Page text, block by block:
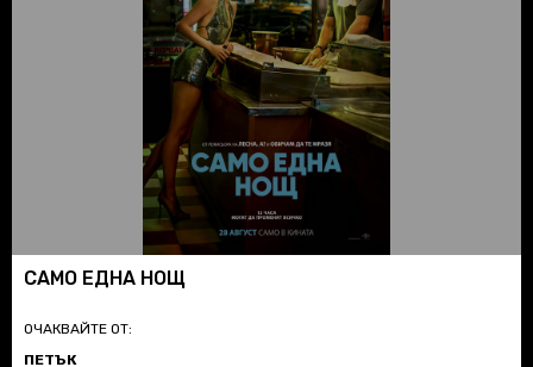
САМО ЕДНА НОЩ
ОЧАКВАЙТЕ ОТ:
ПЕТЪК